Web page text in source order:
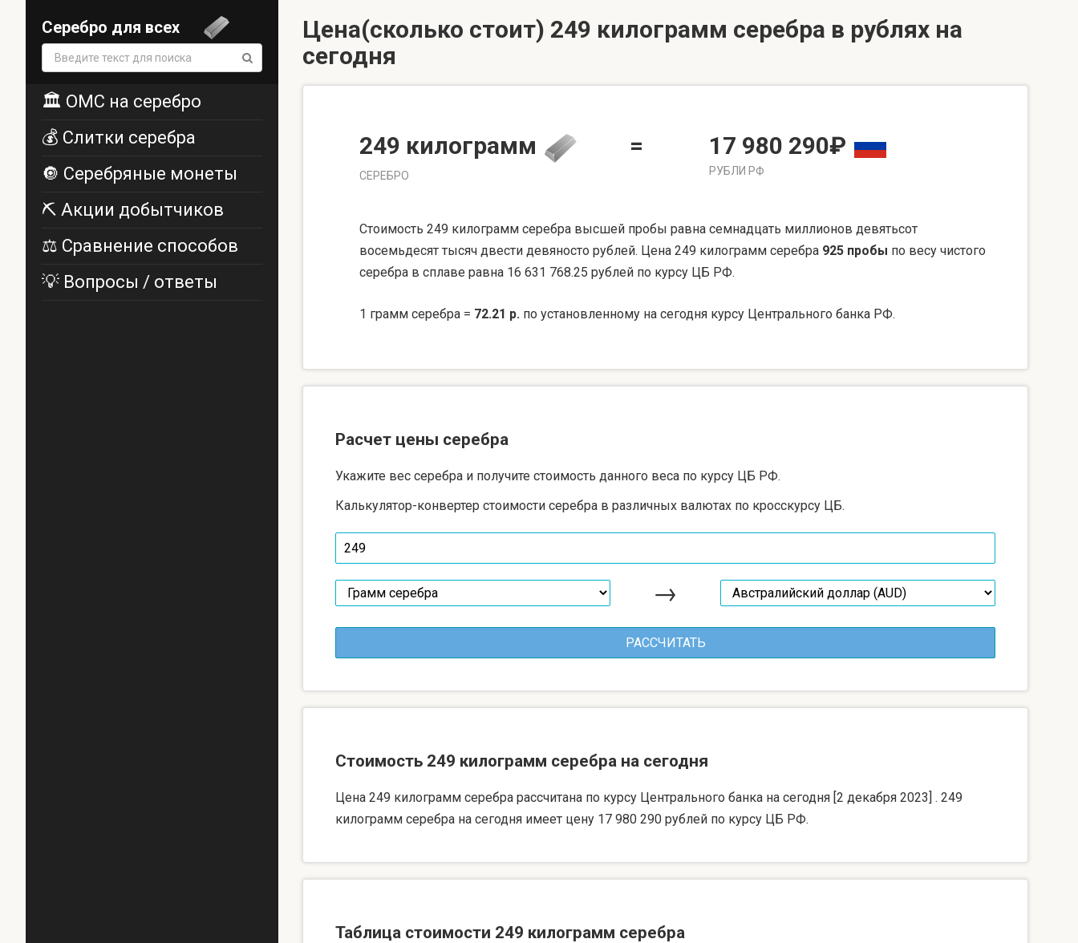
Серебро для всех
Поиск:
🏛️ ОМС на серебро
💰 Слитки серебра
🔘 Серебряные монеты
⛏️ Акции добытчиков
⚖️ Сравнение способов
💡 Вопросы / ответы
Цена(сколько стоит) 249 килограмм серебра в рублях на
сегодня
249 килограмм
СЕРЕБРО
= 17 980 290₽
РУБЛИ РФ
Стоимость 249 килограмм серебра высшей пробы равна семнадцать миллионов девятьсот
восемьдесят тысяч двести девяносто рублей. Цена 249 килограмм серебра 925 пробы по весу чистого
серебра в сплаве равна 16 631 768.25 рублей по курсу ЦБ РФ.
1 грамм серебра = 72.21 р. по установленному на сегодня курсу Центрального банка РФ.
Расчет цены серебра
Укажите вес серебра и получите стоимость данного веса по курсу ЦБ РФ.
Калькулятор-конвертер стоимости серебра в различных валютах по кросскурсу ЦБ.
→
Стоимость 249 килограмм серебра на сегодня
Цена 249 килограмм серебра рассчитана по курсу Центрального банка на сегодня [2 декабря 2023] . 249
килограмм серебра на сегодня имеет цену 17 980 290 рублей по курсу ЦБ РФ.
Таблица стоимости 249 килограмм серебра